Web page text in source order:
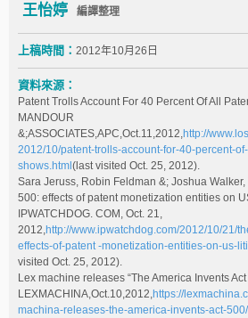
王怡婷 編譯整理
上稿時間： 2012年10月26日
資料來源：
Patent Trolls Account For 40 Percent Of All
MANDOUR
&;ASSOCIATES,APC,Oct.11,2012, http://
2012/10/patent-trolls-account-for-40-percent-
shows.html(last visited Oct. 25, 2012).
Sara Jeruss, Robin Feldman &; Joshua
500: effects of patent monetization entities on
IPWATCHDOG. COM, Oct. 21,
2012, http://www.ipwatchdog.com/2012/10/21/
effects-of-patent -monetization-entities-on-us-
visited Oct. 25, 2012).
Lex machine releases “The America Invents Act
LEXMACHINA,Oct.10,2012, https://
machina-releases-the-america-invents-act-500/